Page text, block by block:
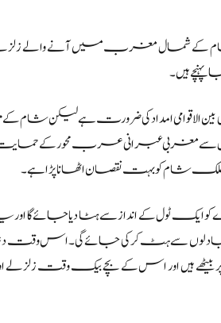
کے شمال مغرب میں آنے والے
ہیں۔
امداد کی ضرورت ہے لیکن شام کے
ضرورت ہے۔ اس جنگ زدہ ملک کے عوام 12 سال سے مغربی عبرانی
شام کو بہت نقصان اٹھانا پڑا ہے۔
ایک ٹول کے انداز سے ہٹا دیا جائے گا
تبادلوں سے ہٹ کر کی جائے گی۔ اس وقت
بیٹھے ہیں اور اس کے بچے بیک وقت